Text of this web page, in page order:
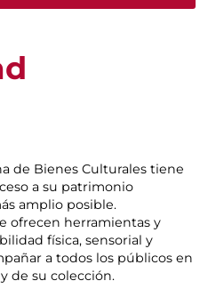
de Bienes Culturales tiene
a su patrimonio
amplio posible.
ofrecen herramientas y
física, sensorial y
a todos los públicos en
de su colección.